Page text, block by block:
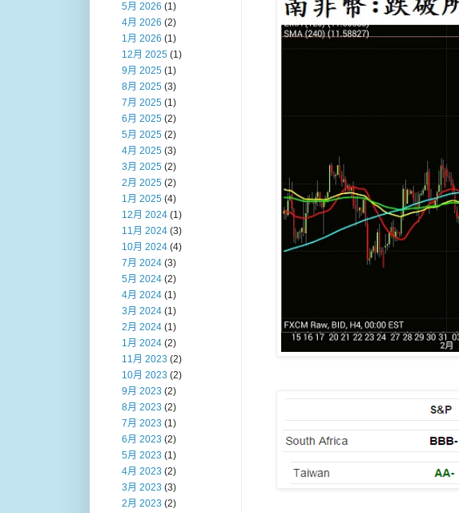
5月 2026 (1)
4月 2026 (2)
1月 2026 (1)
12月 2025 (1)
9月 2025 (1)
8月 2025 (3)
7月 2025 (1)
6月 2025 (2)
5月 2025 (2)
4月 2025 (3)
3月 2025 (2)
2月 2025 (2)
1月 2025 (4)
12月 2024 (1)
11月 2024 (3)
10月 2024 (4)
7月 2024 (3)
5月 2024 (2)
4月 2024 (1)
3月 2024 (1)
2月 2024 (1)
1月 2024 (2)
11月 2023 (2)
10月 2023 (2)
9月 2023 (2)
8月 2023 (2)
7月 2023 (1)
6月 2023 (2)
5月 2023 (1)
4月 2023 (2)
3月 2023 (3)
2月 2023 (2)